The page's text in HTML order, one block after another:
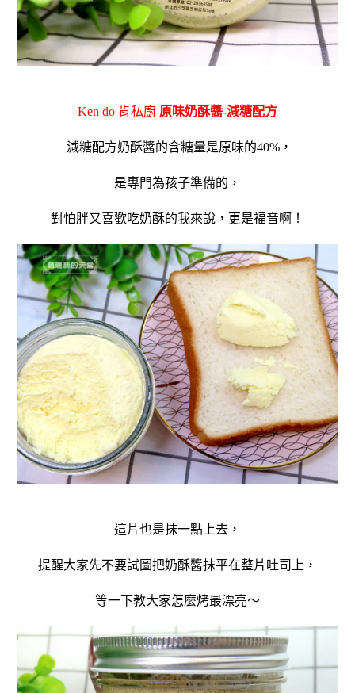
Ken do 肯私廚 原味奶酥醬-減糖配方
減糖配方奶酥醬的含糖量是原味的40%，
是專門為孩子準備的，
對怕胖又喜歡吃奶酥的我來說， 更是福音啊！
這片也是抹一點上去，
提醒大家先不要試圖把奶酥醬抹平在整片吐司上，
等一下教大家怎麼烤最漂亮～